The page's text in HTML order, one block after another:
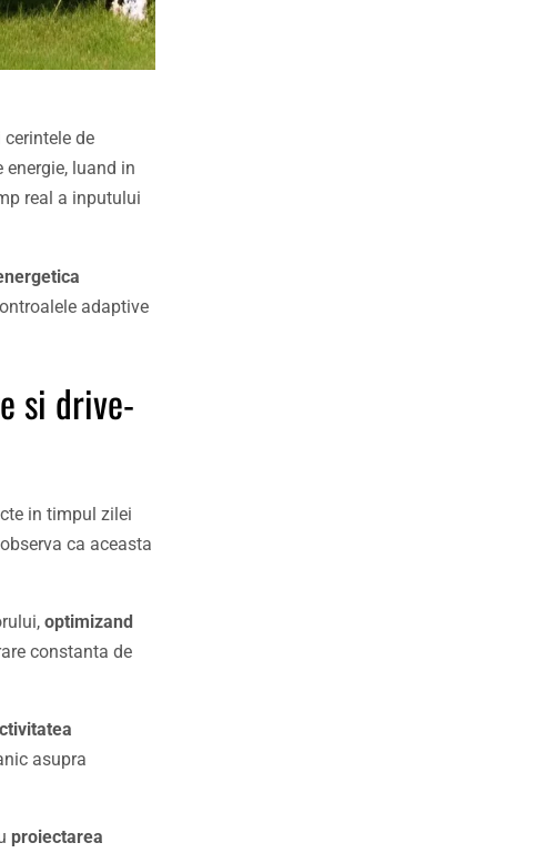
de
luand in
real a inputului
adaptive
si drive-
in timpul zilei
ca aceasta
optimizand
constanta de
asupra
proiectarea